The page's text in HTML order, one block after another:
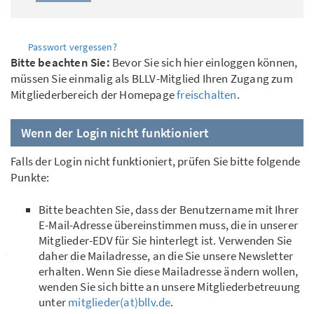
Passwort vergessen?
Bitte beachten Sie: Bevor Sie sich hier einloggen können,
müssen Sie einmalig als BLLV-Mitglied Ihren Zugang zum
Mitgliederbereich der Homepagefreischalten.
Wenn der Login nicht funktioniert
Falls der Login nicht funktioniert, prüfen Sie bitte folgende
Punkte:
Bitte beachten Sie, dass der Benutzername mit Ihrer
E-Mail-Adresse übereinstimmen muss, die in unserer
Mitglieder-EDV für Sie hinterlegt ist. Verwenden Sie
daher die Mailadresse, an die Sie unsere Newsletter
erhalten. Wenn Sie diese Mailadresse ändern wollen,
wenden Sie sich bitte an unsere Mitgliederbetreuung
untermitglieder(at)bllv.de.